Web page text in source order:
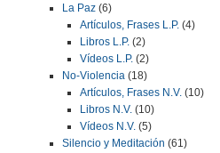
La Paz (6)
Artículos, Frases L.P. (4)
Libros L.P. (2)
Vídeos L.P. (2)
No-Violencia (18)
Artículos, Frases N.V. (10)
Libros N.V. (10)
Vídeos N.V. (5)
Silencio y Meditación (61)